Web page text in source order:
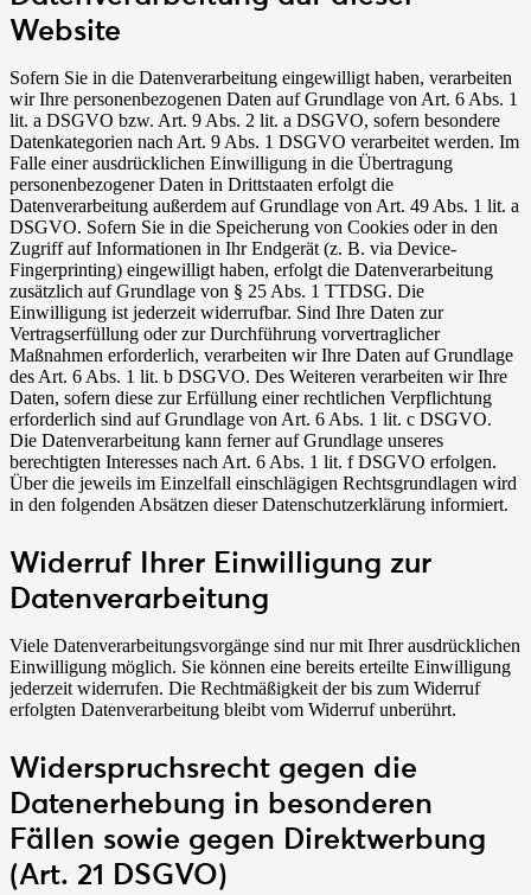
Website
Sofern Sie in die Datenverarbeitung eingewilligt haben, verarbeiten
wir Ihre personenbezogenen Daten auf Grundlage von Art. 6 Abs. 1
lit. a DSGVO bzw. Art. 9 Abs. 2 lit. a DSGVO, sofern besondere
Datenkategorien nach Art. 9 Abs. 1 DSGVO verarbeitet werden. Im
Falle einer ausdrücklichen Einwilligung in die Übertragung
personenbezogener Daten in Drittstaaten erfolgt die
Datenverarbeitung außerdem auf Grundlage von Art. 49 Abs. 1 lit. a
DSGVO. Sofern Sie in die Speicherung von Cookies oder in den
Zugriff auf Informationen in Ihr Endgerät (z. B. via Device-
Fingerprinting) eingewilligt haben, erfolgt die Datenverarbeitung
zusätzlich auf Grundlage von § 25 Abs. 1 TTDSG. Die
Einwilligung ist jederzeit widerrufbar. Sind Ihre Daten zur
Vertragserfüllung oder zur Durchführung vorvertraglicher
Maßnahmen erforderlich, verarbeiten wir Ihre Daten auf Grundlage
des Art. 6 Abs. 1 lit. b DSGVO. Des Weiteren verarbeiten wir Ihre
Daten, sofern diese zur Erfüllung einer rechtlichen Verpflichtung
erforderlich sind auf Grundlage von Art. 6 Abs. 1 lit. c DSGVO.
Die Datenverarbeitung kann ferner auf Grundlage unseres
berechtigten Interesses nach Art. 6 Abs. 1 lit. f DSGVO erfolgen.
Über die jeweils im Einzelfall einschlägigen Rechtsgrundlagen wird
in den folgenden Absätzen dieser Datenschutzerklärung informiert.
Widerruf Ihrer Einwilligung zur
Datenverarbeitung
Viele Datenverarbeitungsvorgänge sind nur mit Ihrer ausdrücklichen
Einwilligung möglich. Sie können eine bereits erteilte Einwilligung
jederzeit widerrufen. Die Rechtmäßigkeit der bis zum Widerruf
erfolgten Datenverarbeitung bleibt vom Widerruf unberührt.
Widerspruchsrecht gegen die
Datenerhebung in besonderen
Fällen sowie gegen Direktwerbung
(Art. 21 DSGVO)